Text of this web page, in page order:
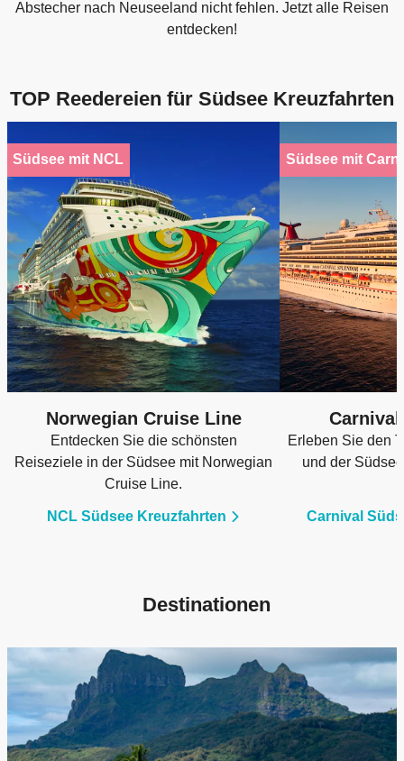
Abstecher nach Neuseeland nicht fehlen. Jetzt alle Reisen
entdecken!
TOP Reedereien für Südsee Kreuzfahrten
Südsee mit NCL
Norwegian Cruise Line
Entdecken Sie die schönsten
Reiseziele in der Südsee mit Norwegian
Cruise Line.
NCL Südsee Kreuzfahrten
Südsee mit
Erleben Sie den
und der
Carnival
Destinationen